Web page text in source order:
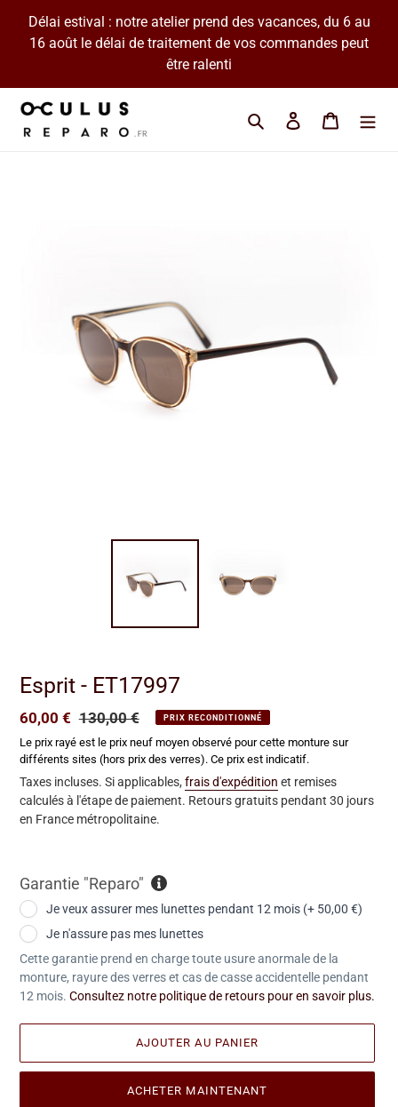
contenu
Délai estival : notre atelier prend des vacances, du 6 au
16 août le délai de traitement de vos commandes peut
être ralenti
Cherchez une
Se connecter
Panier
Esprit - ET17997
Prix
réduit
60,00 € Prix
normal
130,00 € PRIX RECONDITIONNÉ
Le prix rayé est le prix neuf moyen observé pour cette monture sur
différents sites (hors prix des verres). Ce prix est indicatif.
Taxes incluses. Si applicables, frais d'expédition et remises
calculés à l'étape de paiement. Retours gratuits pendant 30 jours
en France métropolitaine.
Garantie "Reparo"
Je veux assurer mes lunettes pendant 12 mois (+ 50,00 €)
Je n'assure pas mes lunettes
Cette garantie prend en charge toute usure anormale de la
monture, rayure des verres et cas de casse accidentelle pendant
12 mois. Consultez notre politique de retours pour en savoir plus.
AJOUTER AU PANIER
ACHETER MAINTENANT